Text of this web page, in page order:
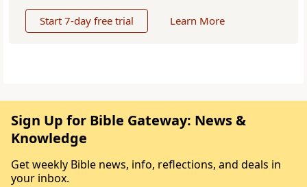
Start 7-day free trial Learn More
Sign Up for Bible Gateway: News &
Knowledge
Get weekly Bible news, info, reflections, and deals in
your inbox.